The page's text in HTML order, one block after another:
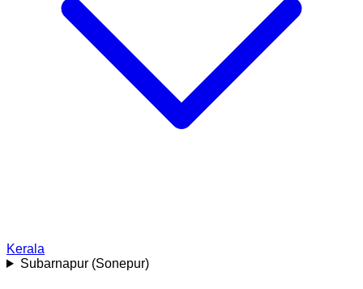
Kerala
Subarnapur (Sonepur)